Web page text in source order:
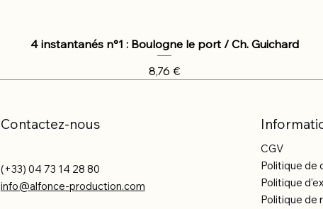
4 instantanés n°1 : Boulogne le port / Ch. Guichard
Prix
8,76 €
Contactez-nous
(+33) 04 73 14 28 80
info@alfonce-production.com
CGV
Politique de
Politique
Politique de